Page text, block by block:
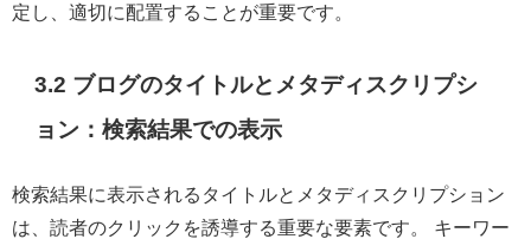
定し、適切に配置することが重要です。
3.2 ブログのタイトルとメタディスクリプシ
ョン：検索結果での表示
検索結果に表示されるタイトルとメタディスクリプション
は、読者のクリックを誘導する重要な要素です。 キーワー